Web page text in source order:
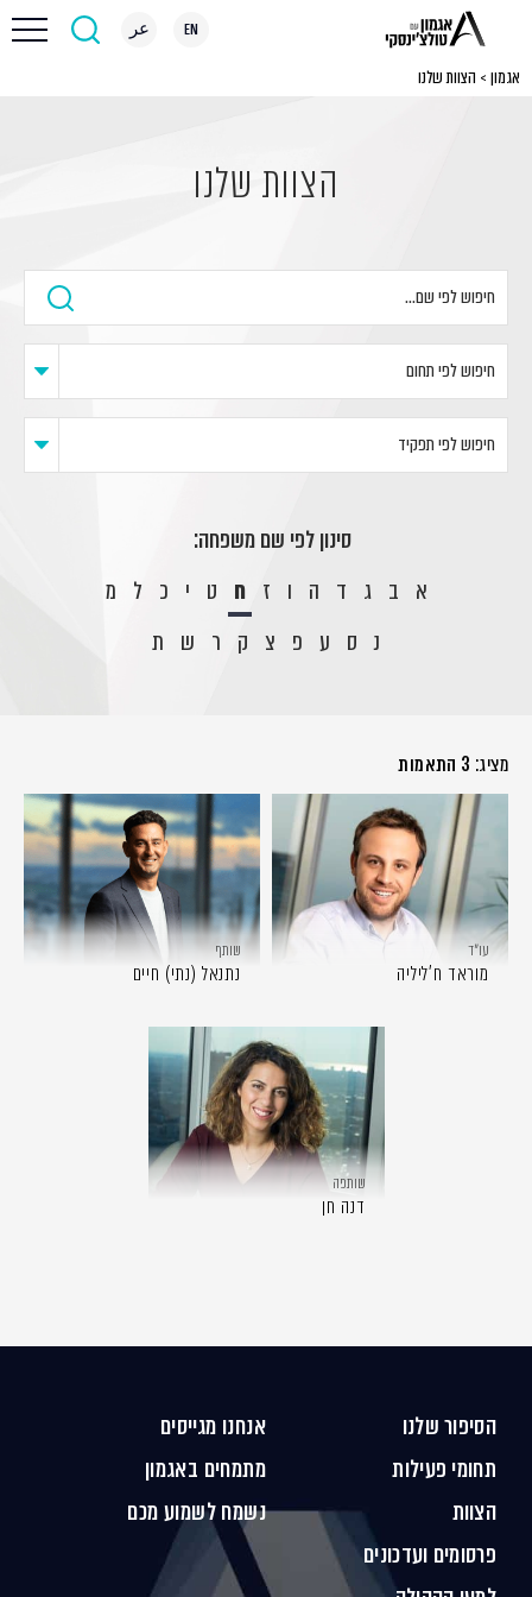
EN عر
אגמון > הצוות שלנו
הצוות שלנו
סינון לפי שם משפחה:
א ב ג ד ה ו ז ח ט י כ ל מ
נ ס ע פ צ ק ר ש ת
מציג: 3 התאמות
עו״ד
מוראד ח'ליליה
שותף
נתנאל (נתי) חיים
שותפה
דנה חן
הסיפור שלנו
תחומי פעילות
הצוות
פרסומים ועדכונים
אנחנו מגייסים
מתמחים באגמון
נשמח לשמוע מכם